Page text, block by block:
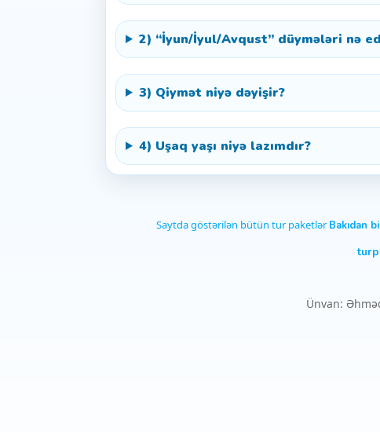
2) “İyun/İyul/Avqust” düymələri nə
3) Qiymət niyə dəyişir?
4) Uşaq yaşı niyə lazımdır?
Saytda göstərilən bütün tur paketlərBakıdan
Ünvan: